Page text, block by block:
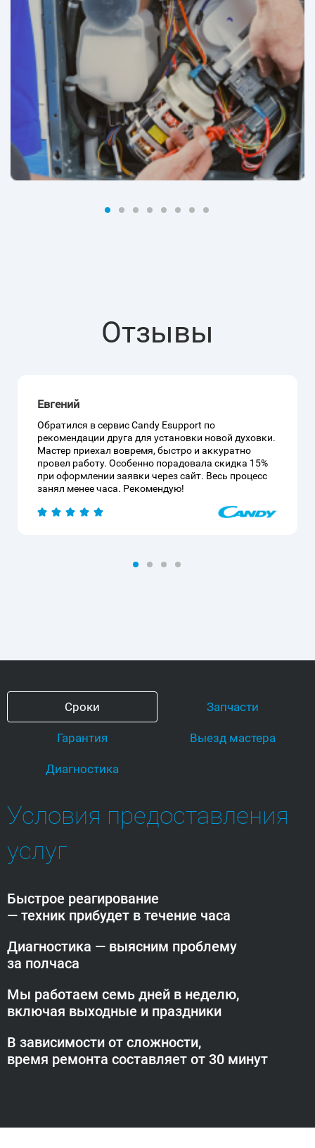
Отзывы
Евгений
Обратился в сервис Candy Esupport по
рекомендации друга для установки новой духовки.
Мастер приехал вовремя, быстро и аккуратно
провел работу. Особенно порадовала скидка 15%
при оформлении заявки через сайт. Весь процесс
занял менее часа. Рекомендую!
Сроки Запчасти
Гарантия Выезд мастера
Диагностика
Условия предоставления
услуг
Быстрое реагирование
— техник прибудет в течение часа
Диагностика — выясним проблему
за полчаса
Мы работаем семь дней в неделю,
включая выходные и праздники
В зависимости от сложности,
время ремонта составляет от 30 минут